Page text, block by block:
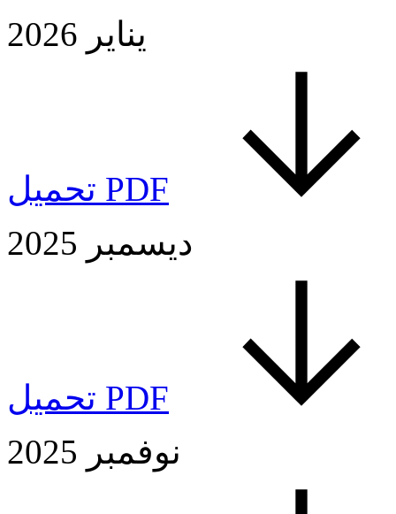
يناير 2026
تحميل PDF
ديسمبر 2025
تحميل PDF
نوفمبر 2025